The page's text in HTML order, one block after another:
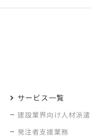
サービス一覧
建設業界向け人材派遣
発注者支援業務